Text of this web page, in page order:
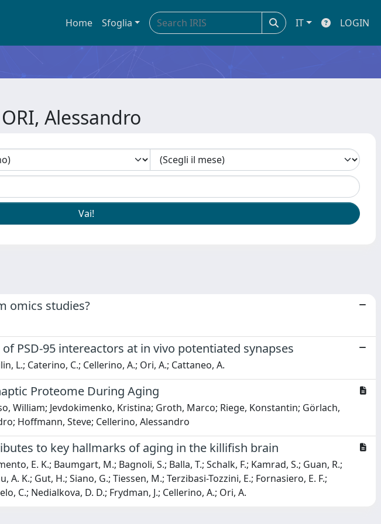
Home Sfoglia IT LOGIN
Alessandro
omics studies?
PSD-95 intereactors at in vivo potentiated synapses
L.; Caterino, C.; Cellerino, A.; Ori, A.; Cattaneo, A.
Proteome During Aging
William; Jevdokimenko, Kristina; Groth, Marco; Riege, Konstantin; Görlach,
Hoffmann, Steve; Cellerino, Alessandro
to key hallmarks of aging in the killifish brain
E. K.; Baumgart, M.; Bagnoli, S.; Balla, T.; Schalk, F.; Kamrad, S.; Guan, R.;
A. K.; Gut, H.; Siano, G.; Tiessen, M.; Terzibasi-Tozzini, E.; Fornasiero, E. F.;
C.; Nedialkova, D. D.; Frydman, J.; Cellerino, A.; Ori, A.